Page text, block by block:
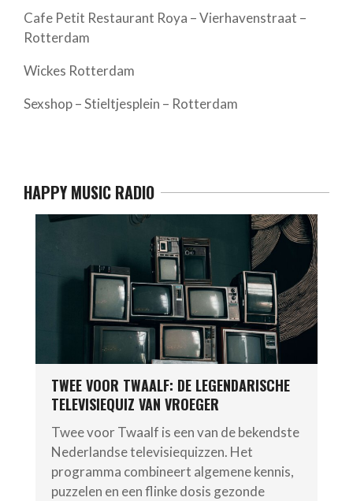
Cafe Petit Restaurant Roya – Vierhavenstraat –
Rotterdam
Wickes Rotterdam
Sexshop – Stieltjesplein – Rotterdam
HAPPY MUSIC RADIO
TWEE VOOR TWAALF: DE LEGENDARISCHE
TELEVISIEQUIZ VAN VROEGER
Twee voor Twaalf is een van de bekendste
Nederlandse televisiequizzen. Het
programma combineert algemene kennis,
puzzelen en een flinke dosis gezonde